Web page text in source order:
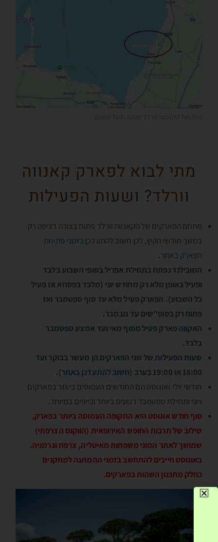
מתי לבוא לפארק קאנווה
וורלד? ושעות הפעילות
מתחם הפארקים של הקאנווה וורלד פתוח בצורה רציפה רק
במשך חודשי הקיץ, לכן חשוב להתעדכן בזמני פתיחת
הפארק באתר.
המובילנד נפתח בתחילת אפריל בסופי השבוע בלבד
ופעיל באופן מלא רק מחודש יוני (מלבד בפסחא אז פעיל
כל השבוע). הפארק פעיל מלא עד סוף ספטמבר ואז
פתוח רק בסופ"שים עד נובמבר.
האקווה פארק פעיל מסוף מאי ועד אמצע ספטמבר
בלבד.
שעות הפעילות של שני הפארקים הן מעשר בבוקר ועד
18:00 או 19:00 בערב (
חשוב להתעדכן באתר).
חודשי יולי ואוגוסט הם החודשים העמוסים ביותר בפארקים
ויוני ותחילת ספטמבר רגועים ביותר וכייפים במיוחד.
סוף חודש אוגוסט היא התקופה העמוסה ביותר בפארק,
שילוב של תרבות החופש האירופאית (הווקנס הצרפתי)
שמושך לאתר המוני משפחות מאיטליה, צרפת וגרמניה.
באוגוסט חייבים להתחשב בזמני ההמתנה למתקנים
כחלק מתכנון השהות בפארקים.